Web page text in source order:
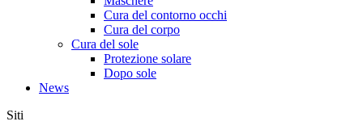
Cura del contorno occhi
Cura del corpo
Cura del sole
Protezione solare
Dopo sole
News
Siti